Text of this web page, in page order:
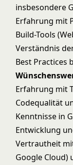
insbesondere
Erfahrung mit
Build-Tools
Verständnis
Best Practices
Erfahrung mit
Codequalität
Kenntnisse in
Entwicklung
Vertrautheit
Google Cloud)